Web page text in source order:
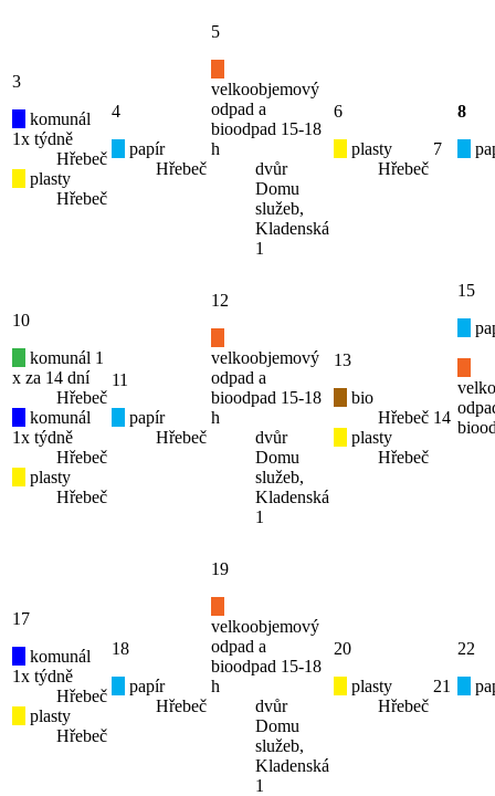
3
komunál
1x týdně
Hřebeč
plasty
Hřebeč
4
papír
Hřebeč
5
velkoobjemový
odpad a
bioodpad 15-18
h
dvůr
Domu
služeb,
Kladenská
1
6
plasty
Hřebeč
7
8
10
komunál 1
x za 14 dní
Hřebeč
komunál
1x týdně
Hřebeč
plasty
Hřebeč
11
papír
Hřebeč
12
velkoobjemový
odpad a
bioodpad 15-18
h
dvůr
Domu
služeb,
Kladenská
1
13
bio
Hřebeč
plasty
Hřebeč
14
15
17
komunál
1x týdně
Hřebeč
plasty
Hřebeč
18
papír
Hřebeč
19
velkoobjemový
odpad a
bioodpad 15-18
h
dvůr
Domu
služeb,
Kladenská
1
20
plasty
Hřebeč
21
22